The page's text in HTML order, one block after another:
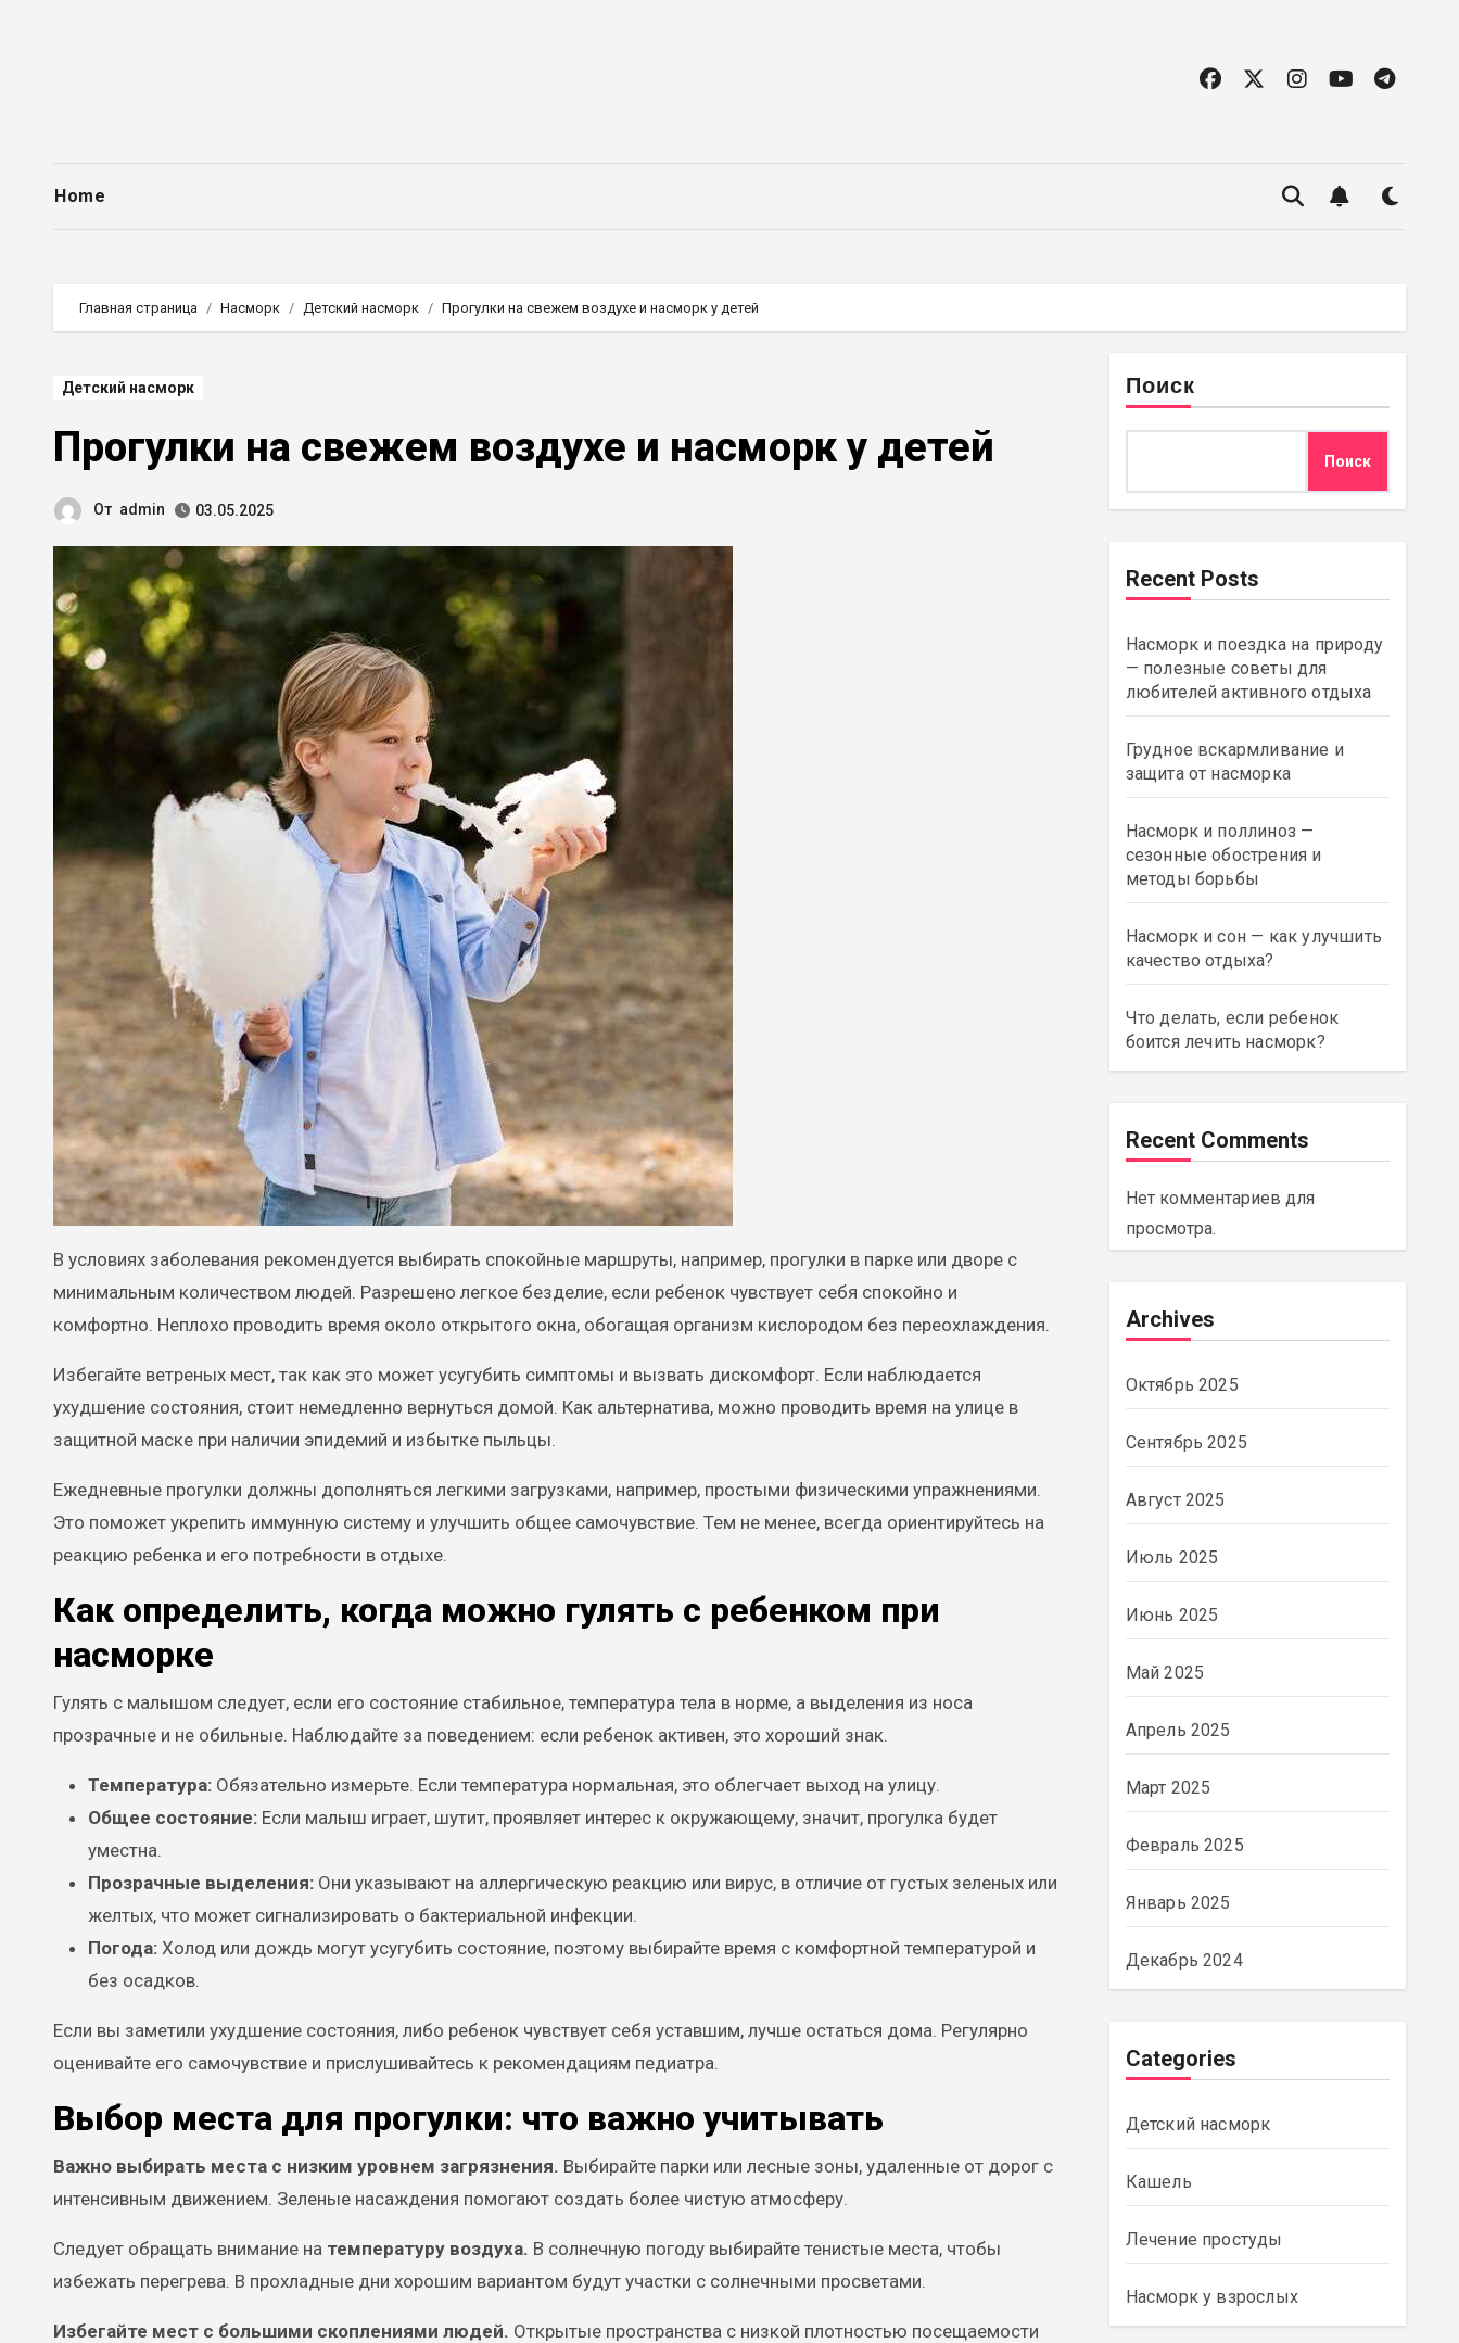
Home
Главная страница Насморк Детский насморк Прогулки на свежем воздухе и насморк у детей
Детский насморк
Прогулки на свежем воздухе и насморк у детей
От admin 03.05.2025
В условиях заболевания рекомендуется выбирать спокойные маршруты, например, прогулки в парке или дворе с
минимальным количеством людей. Разрешено легкое безделие, если ребенок чувствует себя спокойно и
комфортно. Неплохо проводить время около открытого окна, обогащая организм кислородом без переохлаждения.
Избегайте ветреных мест, так как это может усугубить симптомы и вызвать дискомфорт. Если наблюдается
ухудшение состояния, стоит немедленно вернуться домой. Как альтернатива, можно проводить время на улице в
защитной маске при наличии эпидемий и избытке пыльцы.
Ежедневные прогулки должны дополняться легкими загрузками, например, простыми физическими упражнениями.
Это поможет укрепить иммунную систему и улучшить общее самочувствие. Тем не менее, всегда ориентируйтесь на
реакцию ребенка и его потребности в отдыхе.
Как определить, когда можно гулять с ребенком при
насморке
Гулять с малышом следует, если его состояние стабильное, температура тела в норме, а выделения из носа
прозрачные и не обильные. Наблюдайте за поведением: если ребенок активен, это хороший знак.
Температура: Обязательно измерьте. Если температура нормальная, это облегчает выход на улицу.
Общее состояние: Если малыш играет, шутит, проявляет интерес к окружающему, значит, прогулка будет
уместна.
Прозрачные выделения: Они указывают на аллергическую реакцию или вирус, в отличие от густых зеленых или
желтых, что может сигнализировать о бактериальной инфекции.
Погода: Холод или дождь могут усугубить состояние, поэтому выбирайте время с комфортной температурой и
без осадков.
Если вы заметили ухудшение состояния, либо ребенок чувствует себя уставшим, лучше остаться дома. Регулярно
оценивайте его самочувствие и прислушивайтесь к рекомендациям педиатра.
Выбор места для прогулки: что важно учитывать
Важно выбирать места с низким уровнем загрязнения. Выбирайте парки или лесные зоны, удаленные от дорог с
интенсивным движением. Зеленые насаждения помогают создать более чистую атмосферу.
Следует обращать внимание на температуру воздуха. В солнечную погоду выбирайте тенистые места, чтобы
избежать перегрева. В прохладные дни хорошим вариантом будут участки с солнечными просветами.
Избегайте мест с большими скоплениями людей. Открытые пространства с низкой плотностью посещаемости
Поиск
Поиск
Recent Posts
Насморк и поездка на природу
— полезные советы для
любителей активного отдыха
Грудное вскармливание и
защита от насморка
Насморк и поллиноз —
сезонные обострения и
методы борьбы
Насморк и сон — как улучшить
качество отдыха?
Что делать, если ребенок
боится лечить насморк?
Recent Comments
Нет комментариев для
просмотра.
Archives
Октябрь 2025
Сентябрь 2025
Август 2025
Июль 2025
Июнь 2025
Май 2025
Апрель 2025
Март 2025
Февраль 2025
Январь 2025
Декабрь 2024
Categories
Детский насморк
Кашель
Лечение простуды
Насморк у взрослых